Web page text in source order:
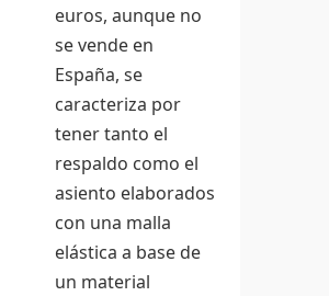
euros, aunque no
se vende en
España, se
caracteriza por
tener tanto el
respaldo como el
asiento elaborados
con una malla
elástica a base de
un material